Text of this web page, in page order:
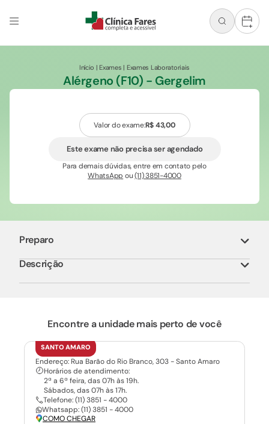
+
Início |Exames | Exames Laboratoriais
Alérgeno (F10) - Gergelim
Valor do exame:R$ 43,00
Este exame não precisa ser agendado
Para demais dúvidas, entre em contato pelo
WhatsApp ou(11) 3851-4000
Preparo
Descrição
Encontre a unidade mais perto de você
SANTO AMARO
Endereço: Rua Barão do Rio Branco, 303 - Santo Amaro
Horários de atendimento:
2ª a 6ª feira, das 07h às 19h.
Sábados, das 07h às 17h.
Telefone: (11) 3851 - 4000
Whatsapp: (11) 3851 - 4000
COMO CHEGAR